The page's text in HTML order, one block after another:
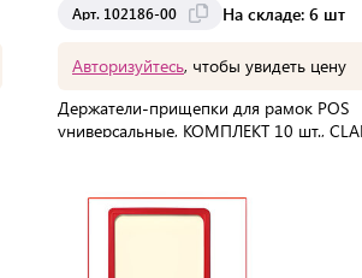
Арт. 102186-00 На складе: 6 шт
Авторизуйтесь, чтобы увидеть цену
Держатели-прищепки для рамок POS
универсальные, КОМПЛЕКТ 10 шт.,